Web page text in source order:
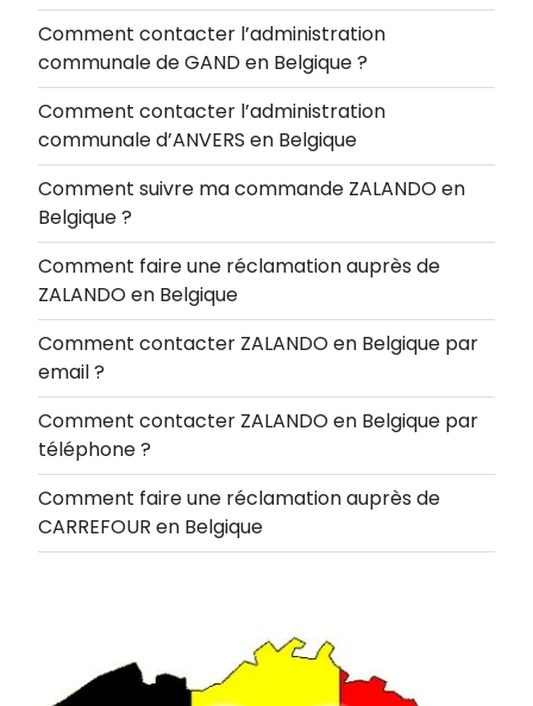
Comment contacter l’administration
communale de GAND en Belgique ?
Comment contacter l’administration
communale d’ANVERS en Belgique
Comment suivre ma commande ZALANDO en
Belgique ?
Comment faire une réclamation auprès de
ZALANDO en Belgique
Comment contacter ZALANDO en Belgique par
email ?
Comment contacter ZALANDO en Belgique par
téléphone ?
Comment faire une réclamation auprès de
CARREFOUR en Belgique